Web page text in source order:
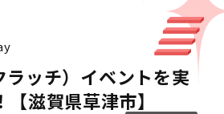
ッチ）イベントを実
滋賀県草津市】